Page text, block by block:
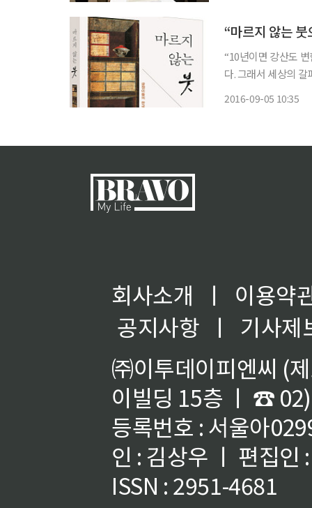
“마르지 않는
“10년이면 강산도
다. 그래서 세상의 갈
2016-09-05 10:35
회사소개 ㅣ
이용약
공지사항
ㅣ
기사제
㈜이투데이피엔씨 (
이빌딩 15층 ㅣ ☎
등록번호 : 서울아
인 : 김상우 ㅣ 편집인
ISSN : 2951-4681